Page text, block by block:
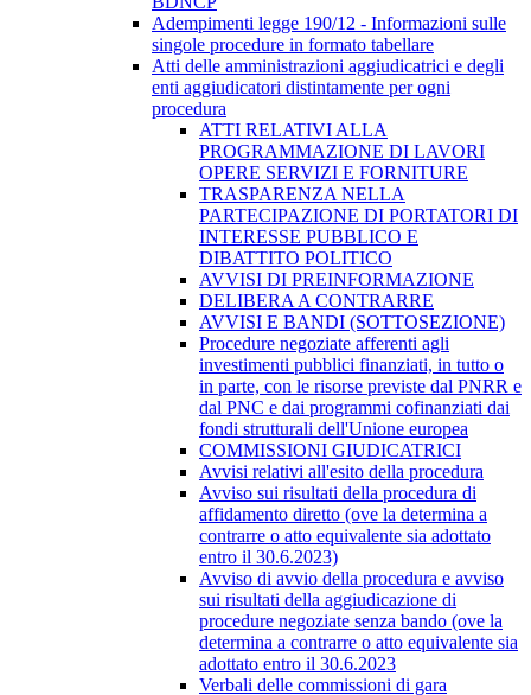
Adempimenti legge 190/12 - Informazioni sulle
singole procedure in formato tabellare
Atti delle amministrazioni aggiudicatrici e degli
enti aggiudicatori distintamente per ogni
procedura
ATTI RELATIVI ALLA
PROGRAMMAZIONE DI LAVORI
OPERE SERVIZI E FORNITURE
TRASPARENZA NELLA
PARTECIPAZIONE DI PORTATORI DI
INTERESSE PUBBLICO E
DIBATTITO POLITICO
AVVISI DI PREINFORMAZIONE
DELIBERA A CONTRARRE
AVVISI E BANDI (SOTTOSEZIONE)
Procedure negoziate afferenti agli
investimenti pubblici finanziati, in tutto o
in parte, con le risorse previste dal PNRR e
dal PNC e dai programmi cofinanziati dai
fondi strutturali dell'Unione europea
COMMISSIONI GIUDICATRICI
Avvisi relativi all'esito della procedura
Avviso sui risultati della procedura di
affidamento diretto (ove la determina a
contrarre o atto equivalente sia adottato
entro il 30.6.2023)
Avviso di avvio della procedura e avviso
sui risultati della aggiudicazione di
procedure negoziate senza bando (ove la
determina a contrarre o atto equivalente sia
adottato entro il 30.6.2023
Verbali delle commissioni di gara